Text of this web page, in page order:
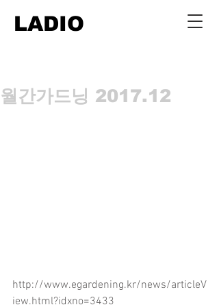
LADIO
월간가드닝 2017.12
http://www.egardening.kr/news/articleV
iew.html?idxno=3433